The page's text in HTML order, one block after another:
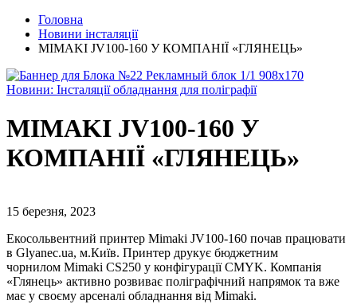
Головна
Новини інсталяції
MIMAKI JV100-160 У КОМПАНІЇ «ГЛЯНЕЦЬ»
Новини: Інсталяції обладнання для поліграфії
MIMAKI JV100-160 У
КОМПАНІЇ «ГЛЯНЕЦЬ»
15 березня, 2023
Екосольвентний принтер Mimaki JV100-160 почав працювати
в Glyanec.ua, м.Київ. Принтер друкує бюджетним
чорнилом Mimaki CS250 у конфігурації CMYK. Компанія
«Глянець» активно розвиває поліграфічний напрямок та вже
має у своєму арсеналі обладнання від Mimaki.